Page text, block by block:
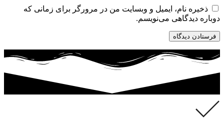
ذخیره نام، ایمیل و وبسایت من در مرورگر برای زمانی که
دوباره دیدگاهی می‌نویسم.